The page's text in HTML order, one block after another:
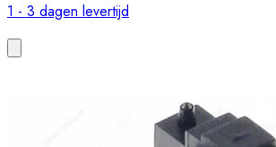
1 - 3 dagen levertijd